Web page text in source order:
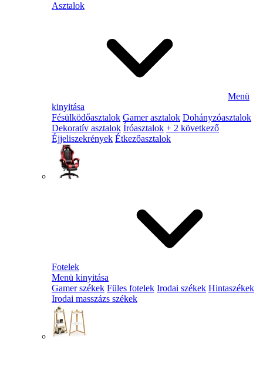
Asztalok
Menü
kinyitása
Fésülködőasztalok Gamer asztalok Dohányzóasztalok
Dekoratív asztalok Íróasztalok + 2 következő
Éjjeliszekrények Étkezőasztalok
Fotelek
Menü kinyitása
Gamer székek Füles fotelek Irodai székek Hintaszékek
Irodai masszázs székek